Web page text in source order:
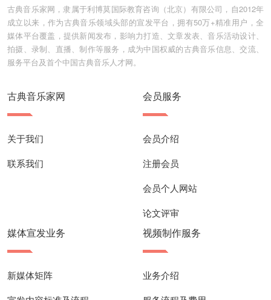
古典音乐家网，隶属于利博莫国际教育咨询（北京）有限公司，自2012年
成立以来，作为古典音乐领域头部的宣发平台，拥有50万+精准用户，全
媒体平台覆盖，提供新闻发布，影响力打造、文章发表、音乐活动设计、
拍摄、录制、直播、制作等服务，成为中国权威的古典音乐信息、交流、
服务平台及首个中国古典音乐人才网。
古典音乐家网
关于我们
联系我们
会员服务
会员介绍
注册会员
会员个人网站
论文评审
媒体宣发业务
新媒体矩阵
视频制作服务
业务介绍